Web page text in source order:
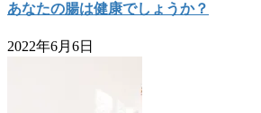
あなたの腸は健康でしょうか？
2022年6月6日